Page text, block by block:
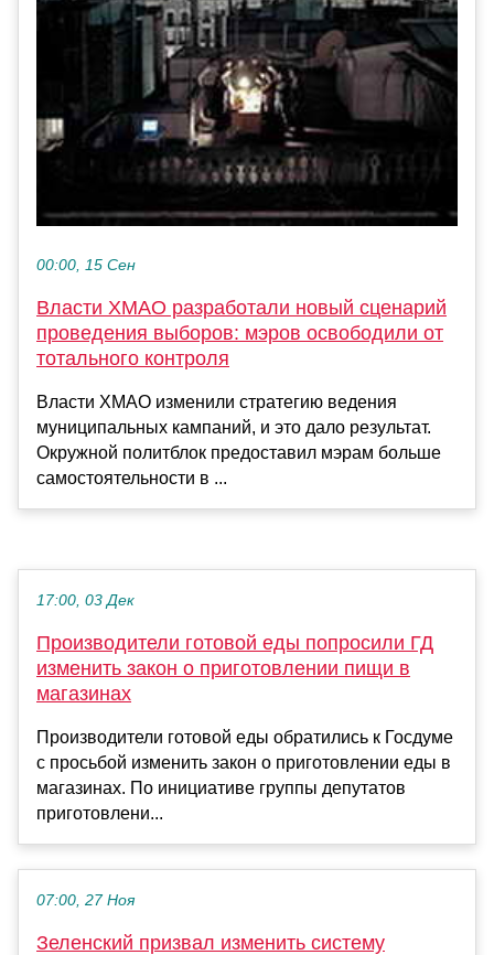
00:00, 15 Сен
Власти ХМАО разработали новый сценарий
проведения выборов: мэров освободили от
тотального контроля
Власти ХМАО изменили стратегию ведения
муниципальных кампаний, и это дало результат.
Окружной политблок предоставил мэрам больше
самостоятельности в ...
17:00, 03 Дек
Производители готовой еды попросили ГД
изменить закон о приготовлении пищи в
магазинах
Производители готовой еды обратились к Госдуме
с просьбой изменить закон о приготовлении еды в
магазинах. По инициативе группы депутатов
приготовлени...
07:00, 27 Ноя
Зеленский призвал изменить систему